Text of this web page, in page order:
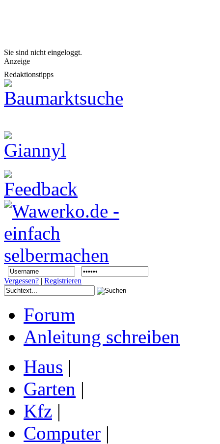
Sie sind nicht eingeloggt.
Anzeige
Redaktionstipps
Vergessen? | Registrieren
Forum
Anleitung schreiben
Haus |
Garten |
Kfz |
Computer |